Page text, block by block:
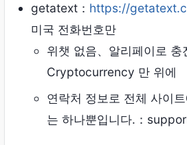
getatext： https://
미국 전화번호만
위챗 없음、알리페이로 ​​충
Cryptocurrency 만 위에
연락처 정보로 전체 사이
는 하나뿐입니다.：